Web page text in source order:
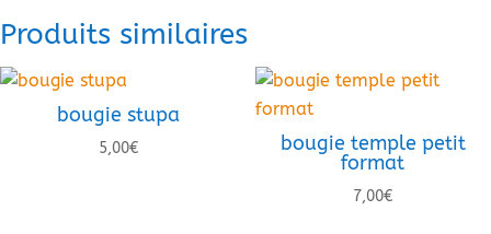
Produits similaires
bougie stupa
5,00€
bougie temple petit
format
7,00€